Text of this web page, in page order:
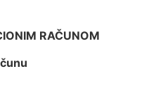
RAČUNOM